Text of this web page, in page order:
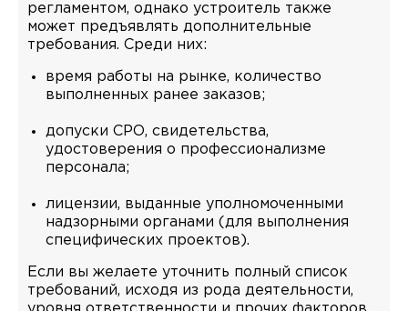
регламентом, однако устроитель также
может предъявлять дополнительные
требования. Среди них:
время работы на рынке, количество
выполненных ранее заказов;
допуски СРО, свидетельства,
удостоверения о профессионализме
персонала;
лицензии, выданные уполномоченными
надзорными органами (для выполнения
специфических проектов).
Если вы желаете уточнить полный список
требований, исходя из рода деятельности,